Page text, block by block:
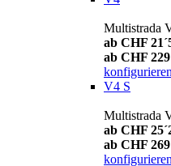
Multistrada
ab CHF
ab CHF
konfigurieren
V4 S
Multistrada
ab CHF
ab CHF
konfigurieren